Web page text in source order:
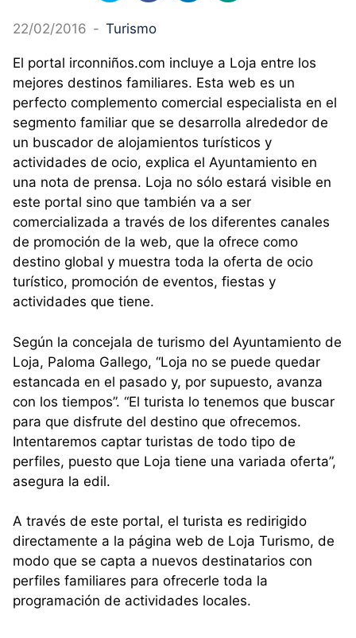
22/02/2016 - Turismo
El portal irconniños.com incluye a Loja entre los
mejores destinos familiares. Esta web es un
perfecto complemento comercial especialista en el
segmento familiar que se desarrolla alrededor de
un buscador de alojamientos turísticos y
actividades de ocio, explica el Ayuntamiento en
una nota de prensa. Loja no sólo estará visible en
este portal sino que también va a ser
comercializada a través de los diferentes canales
de promoción de la web, que la ofrece como
destino global y muestra toda la oferta de ocio
turístico, promoción de eventos, fiestas y
actividades que tiene.
Según la concejala de turismo del Ayuntamiento de
Loja, Paloma Gallego, “Loja no se puede quedar
estancada en el pasado y, por supuesto, avanza
con los tiempos”. “El turista lo tenemos que buscar
para que disfrute del destino que ofrecemos.
Intentaremos captar turistas de todo tipo de
perfiles, puesto que Loja tiene una variada oferta”,
asegura la edil.
A través de este portal, el turista es redirigido
directamente a la página web de Loja Turismo, de
modo que se capta a nuevos destinatarios con
perfiles familiares para ofrecerle toda la
programación de actividades locales.